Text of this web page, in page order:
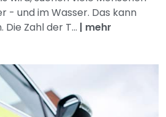
- und im Wasser. Das kann
Zahl der T... | mehr